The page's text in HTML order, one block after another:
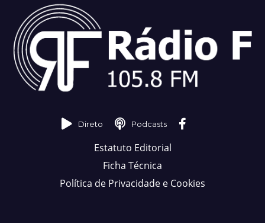
Direto Podcasts
Estatuto Editorial
Ficha Técnica
Política de Privacidade e Cookies